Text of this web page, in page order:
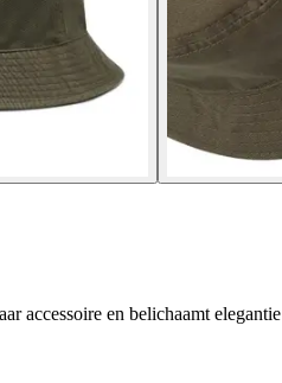
accessoire en belichaamt